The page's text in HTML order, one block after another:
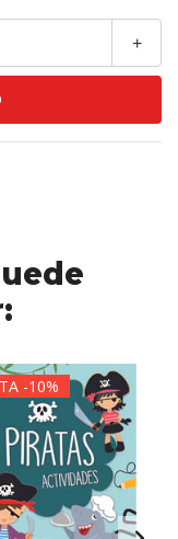
+
-10%